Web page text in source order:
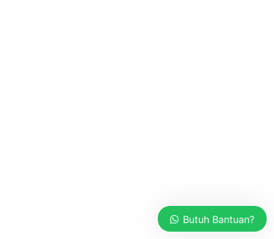
Butuh Bantuan?